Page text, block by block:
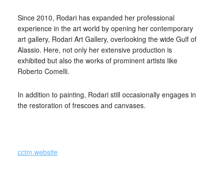
Since 2010, Rodari has expanded her professional
experience in the art world by opening her contemporary
art gallery, Rodari Art Gallery, overlooking the wide Gulf of
Alassio. Here, not only her extensive production is
exhibited but also the works of prominent artists like
Roberto Comelli.
In addition to painting, Rodari still occasionally engages in
the restoration of frescoes and canvases.
cctm.website